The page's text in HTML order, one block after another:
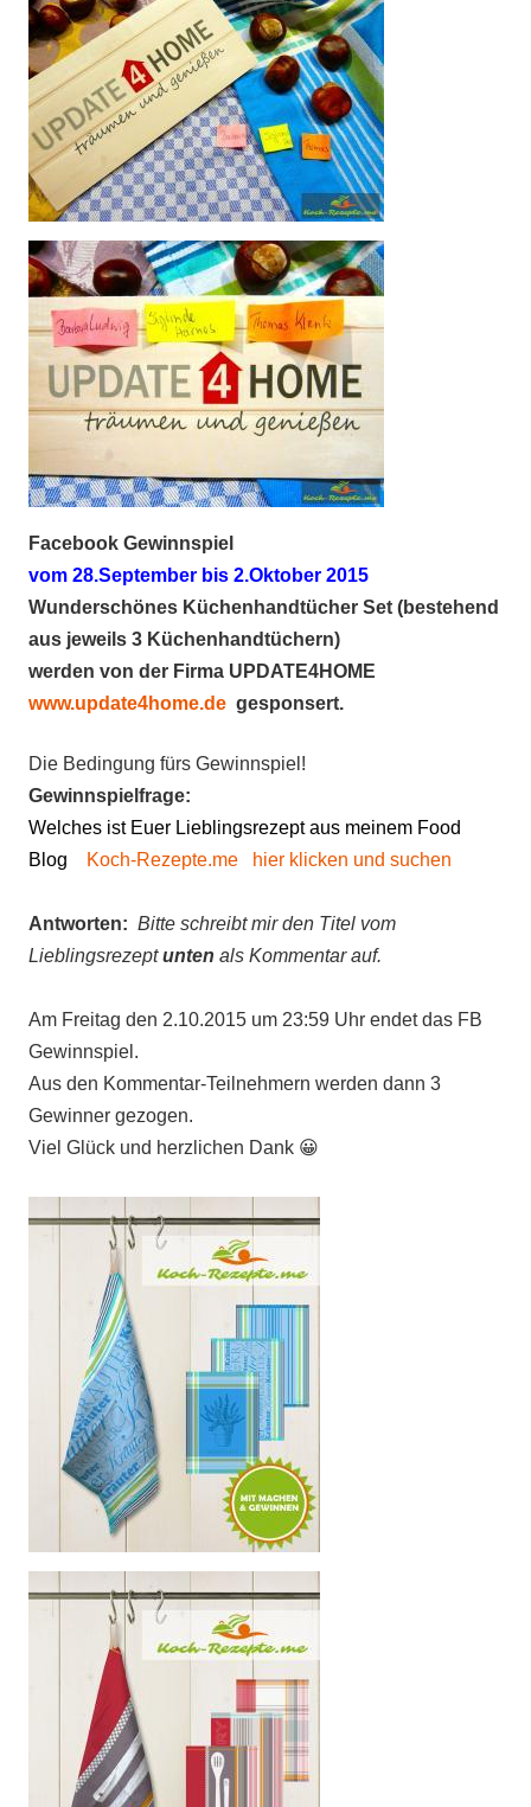
Facebook Gewinnspiel
vom 28.September bis 2.Oktober 2015
Wunderschönes Küchenhandtücher Set (bestehend
aus jeweils 3 Küchenhandtüchern)
werden von der Firma UPDATE4HOME
www.update4home.de gesponsert.
Die Bedingung fürs Gewinnspiel!
Gewinnspielfrage:
Welches ist Euer Lieblingsrezept aus meinem Food
Blog
Koch-Rezepte.me hier klicken und suchen
Antworten: Bitte schreibt mir den Titel vom
Lieblingsrezeptunten als Kommentar auf.
Am Freitag den 2.10.2015 um 23:59 Uhr endet das FB
Gewinnspiel.
Aus den Kommentar-Teilnehmern werden dann 3
Gewinner gezogen.
Viel Glück und herzlichen Dank 😀